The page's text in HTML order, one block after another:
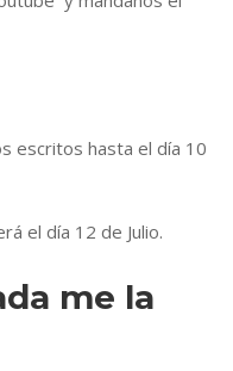
escritos hasta el día 10
el día 12 de Julio.
me la